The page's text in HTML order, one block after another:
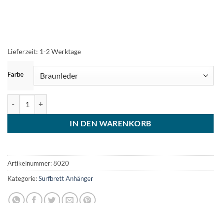
Lieferzeit: 1-2 Werktage
Farbe
IN DEN WARENKORB
Artikelnummer:8020
Kategorie:Surfbrett Anhänger